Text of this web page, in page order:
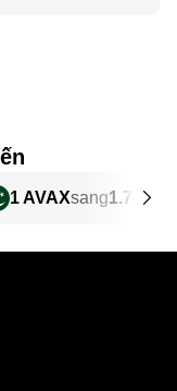
1 AVAXsang